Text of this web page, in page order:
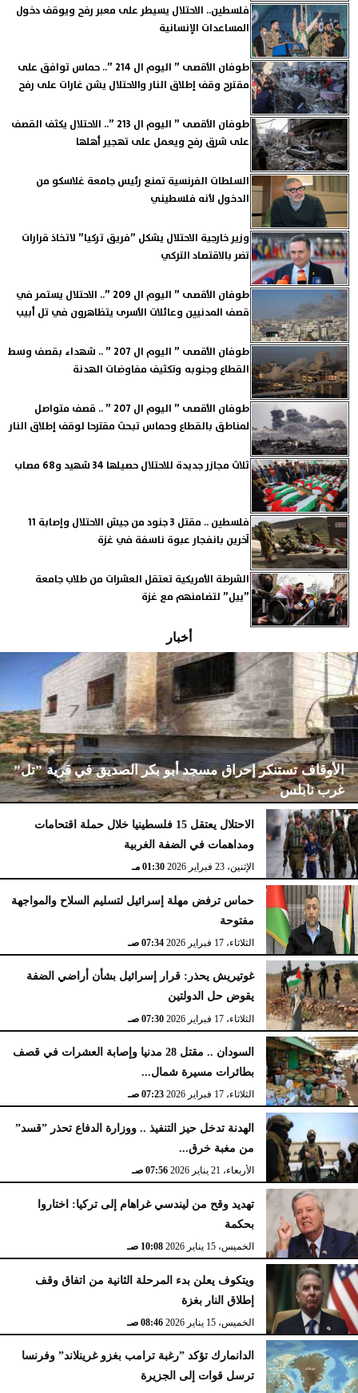
فلسطين.. الاحتلال يسيطر على معبر رفح ويوقف دخول
المساعدات الإنسانية
طوفان الأقصى ” اليوم ال 214 ”.. حماس توافق على
مقترح وقف إطلاق النار والاحتلال يشن غارات على رفح
طوفان الأقصى ” اليوم ال 213 ”.. الاحتلال يكثف القصف
على شرق رفح ويعمل على تهجير أهلها
السلطات الفرنسية تمنع رئيس جامعة غلاسكو من
الدخول لأنه فلسطيني
وزير خارجية الاحتلال يشكل ”فريق تركيا” لاتخاذ قرارات
تضر بالاقتصاد التركي
طوفان الأقصى ” اليوم ال 209 ”.. الاحتلال يستمر في
قصف المدنيين وعائلات الأسرى يتظاهرون في تل أبيب
طوفان الأقصى ” اليوم ال 207 ” .. شهداء بقصف وسط
القطاع وجنوبه وتكثيف مفاوضات الهدنة
طوفان الأقصى ” اليوم ال 207 ” .. قصف متواصل
لمناطق بالقطاع وحماس تبحث مقترحا لوقف إطلاق النار
ثلاث مجازر جديدة للاحتلال حصيلها 34 شهيد و68 مصاب
فلسطين .. مقتل 3 جنود من جيش الاحتلال وإصابة 11
آخرين بانفجار عبوة ناسفة في غزة
الشرطة الأمريكية تعتقل العشرات من طلاب جامعة
”ييل” لتضامنهم مع غزة
أخبار
الأوقاف تستنكر إحراق مسجد أبو بكر الصديق في قرية ”تل”
غرب نابلس
الإثنين، 23 فبراير 2026 02:15 مـ
الاحتلال يعتقل 15 فلسطينيا خلال حملة اقتحامات
ومداهمات في الضفة الغربية
الإثنين، 23 فبراير 2026 01:30 مـ
حماس ترفض مهلة إسرائيل لتسليم السلاح والمواجهة
مفتوحة
الثلاثاء، 17 فبراير 2026 07:34 صـ
غوتيريش يحذر: قرار إسرائيل بشأن أراضي الضفة
يقوض حل الدولتين
الثلاثاء، 17 فبراير 2026 07:30 صـ
السودان .. مقتل 28 مدنيا وإصابة العشرات في قصف
بطائرات مسيرة شمال...
الثلاثاء، 17 فبراير 2026 07:23 صـ
الهدنة تدخل حيز التنفيذ .. ووزارة الدفاع تحذر ”قسد”
من مغبة خرق...
الأربعاء، 21 يناير 2026 07:56 صـ
تهديد وقح من ليندسي غراهام إلى تركيا: اختاروا
بحكمة
الخميس، 15 يناير 2026 10:08 صـ
ويتكوف يعلن بدء المرحلة الثانية من اتفاق وقف
إطلاق النار بغزة
الخميس، 15 يناير 2026 08:46 صـ
الدانمارك تؤكد ”رغبة ترامب بغزو غرينلاند” وفرنسا
ترسل قوات إلى الجزيرة